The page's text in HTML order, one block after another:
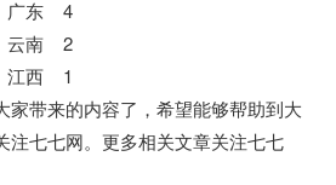
广东 4
云南 2
西 1
家带来的内容了，希望能够帮助到大
注七七网。更多相关文章关注七七